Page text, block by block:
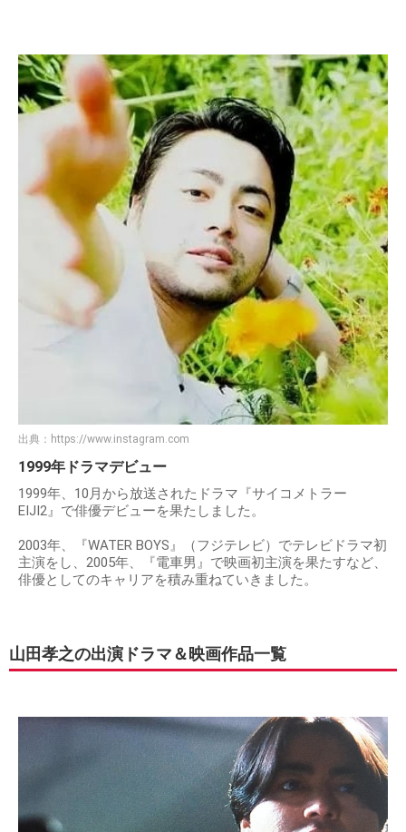
出典： https://www.instagram.com
1999年ドラマデビュー
1999年、10月から放送されたドラマ『サイコメトラー
EIJI2』で俳優デビューを果たしました。
2003年、『WATER BOYS』（フジテレビ）でテレビドラマ初
主演をし、2005年、『電車男』で映画初主演を果たすなど、
俳優としてのキャリアを積み重ねていきました。
山田孝之の出演ドラマ＆映画作品一覧